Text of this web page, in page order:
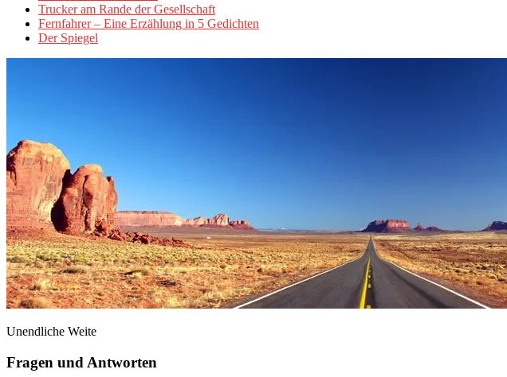
Trucker am Rande der Gesellschaft
Fernfahrer – Eine Erzählung in 5 Gedichten
Der Spiegel
Unendliche Weite
Fragen und Antworten